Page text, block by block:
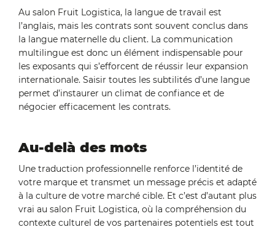
Au salon Fruit Logistica, la langue de travail est
l’anglais, mais les contrats sont souvent conclus dans
la langue maternelle du client. La communication
multilingue est donc un élément indispensable pour
les exposants qui s’efforcent de réussir leur expansion
internationale. Saisir toutes les subtilités d’une langue
permet d’instaurer un climat de confiance et de
négocier efficacement les contrats.
Au-delà des mots
Une traduction professionnelle renforce l’identité de
votre marque et transmet un message précis et adapté
à la culture de votre marché cible. Et c’est d’autant plus
vrai au salon Fruit Logistica, où la compréhension du
contexte culturel de vos partenaires potentiels est tout